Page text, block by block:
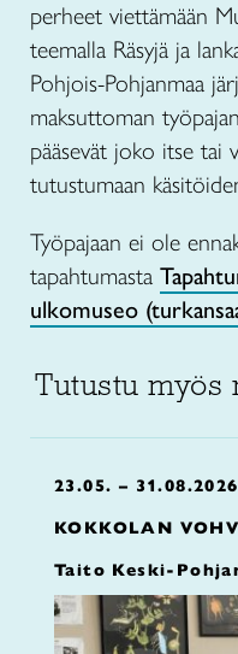
perheet viettämään
teemalla Räsyjä ja
Pohjois-Pohjanmaa
maksuttoman
pääsevät joko itse tai
tutustumaan
Työpajaan ei ole
tapahtumasta
ulkomuseo
Tutustu myös
23.05. – 31.08.2026
KOKKOLAN
Taito Keski-